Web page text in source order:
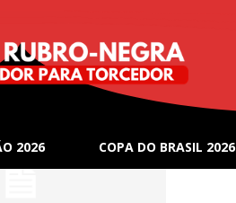
2026 COPA DO BRASIL 2026